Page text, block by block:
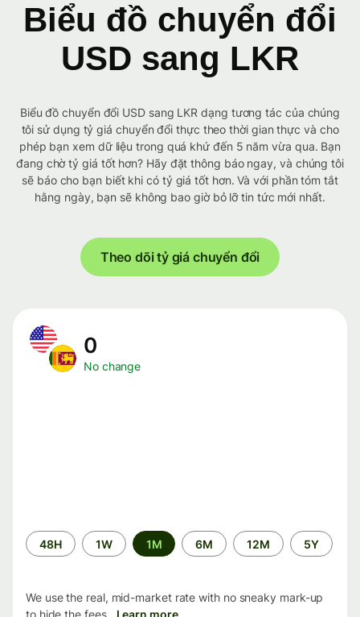
Biểu đồ chuyển đổi
USD sang LKR
Biểu đồ chuyển đổi USD sang LKR dạng tương tác của chúng
tôi sử dụng tỷ giá chuyển đổi thực theo thời gian thực và cho
phép bạn xem dữ liệu trong quá khứ đến 5 năm vừa qua. Bạn
đang chờ tỷ giá tốt hơn? Hãy đặt thông báo ngay, và chúng tôi
sẽ báo cho bạn biết khi có tỷ giá tốt hơn. Và với phần tóm tắt
hằng ngày, bạn sẽ không bao giờ bỏ lỡ tin tức mới nhất.
Theo dõi tỷ giá chuyển đổi
0
No change
Time
period
48H 1W 1M 6M 12M 5Y
We use the real, mid-market rate with no sneaky mark-up